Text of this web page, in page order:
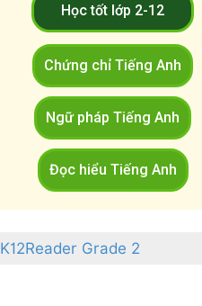
Học tốt lớp 2-12
Chứng chỉ Tiếng Anh
Ngữ pháp Tiếng Anh
Đọc hiểu Tiếng Anh
K12Reader Grade 2